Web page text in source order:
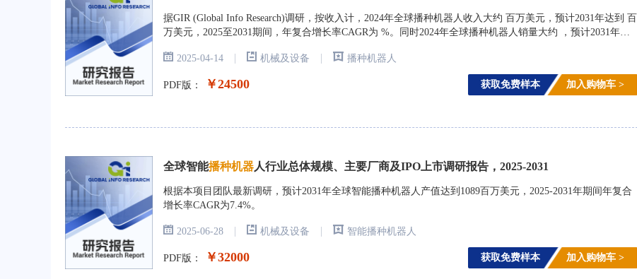
据GIR (Global Info Research)调研，按收入计，2024年全球播种机器人收入大约 百万美元，预计2031年达到 百
万美元，2025至2031期间，年复合增长率CAGR为 %。同时2024年全球播种机器人销量大约 ，预计2031年将
2025-04-14
| 机械及设备 | 播种机器人
PDF版： ￥24500 获取免费样本 加入购物车 >
全球智能播种机器人行业总体规模、主要厂商及IPO上市调研报告，2025-2031
根据本项目团队最新调研，预计2031年全球智能播种机器人产值达到1089百万美元，2025-2031年期间年复合
增长率CAGR为7.4%。
2025-06-28 | 机械及设备 | 智能播种机器人
PDF版： ￥32000 获取免费样本 加入购物车 >